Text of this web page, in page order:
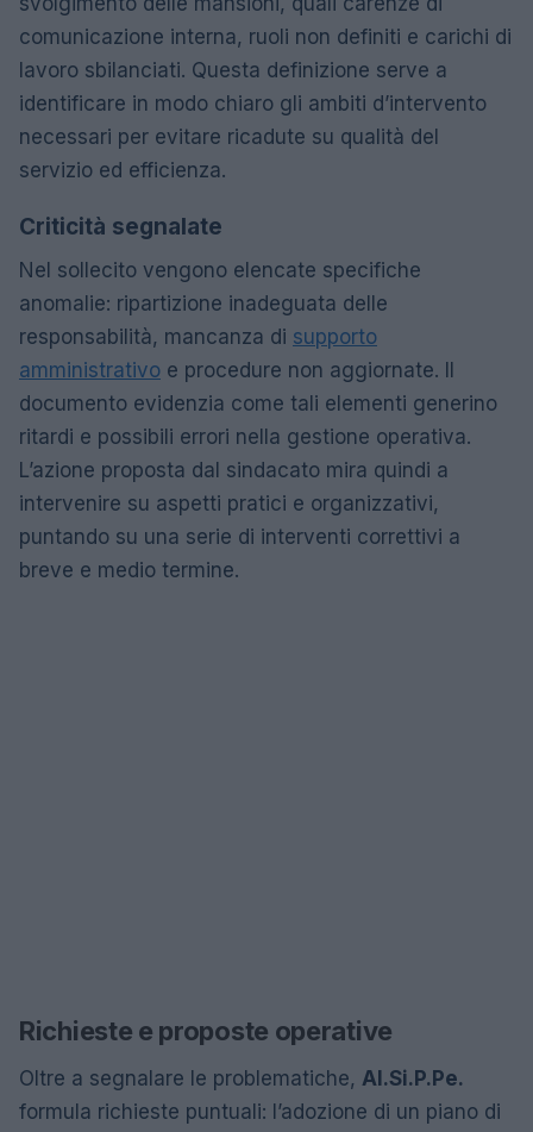
comunicazione interna, ruoli non definiti e carichi di
lavoro sbilanciati. Questa definizione serve a
identificare in modo chiaro gli ambiti d’intervento
necessari per evitare ricadute su qualità del
servizio ed efficienza.
Criticità segnalate
Nel sollecito vengono elencate specifiche
anomalie: ripartizione inadeguata delle
responsabilità, mancanza di supporto
amministrativo e procedure non aggiornate. Il
documento evidenzia come tali elementi generino
ritardi e possibili errori nella gestione operativa.
L’azione proposta dal sindacato mira quindi a
intervenire su aspetti pratici e organizzativi,
puntando su una serie di interventi correttivi a
breve e medio termine.
Richieste e proposte operative
Oltre a segnalare le problematiche, Al.Si.P.Pe.
formula richieste puntuali: l’adozione di un piano di